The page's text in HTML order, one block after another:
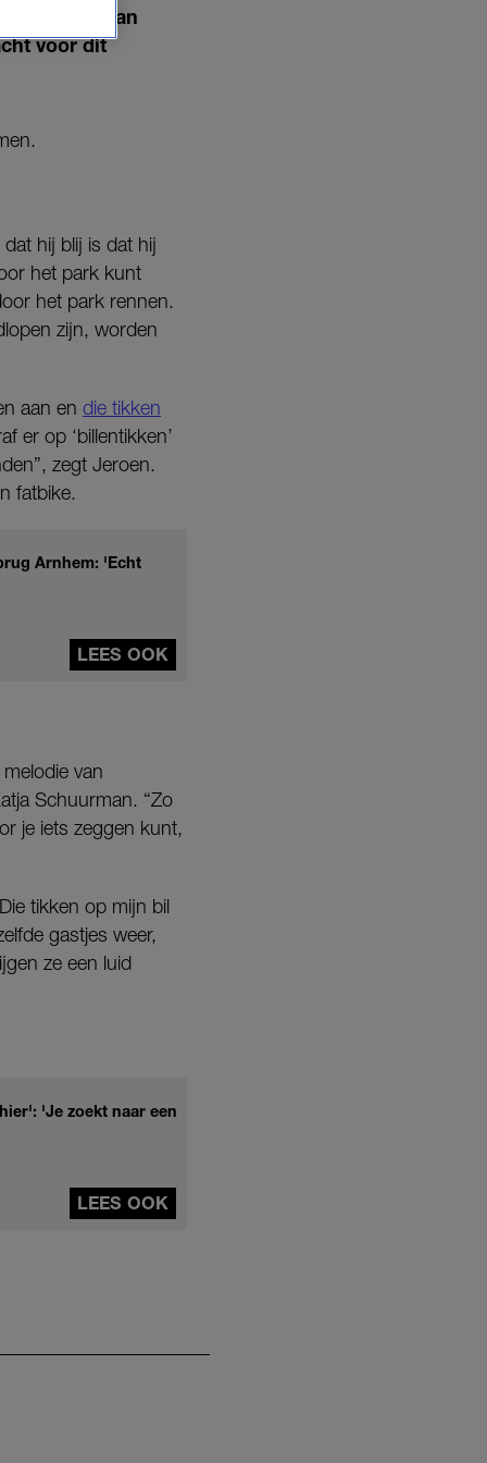
Babette van
voor dit
hij blij is dat hij
het park kunt
het park rennen.
zijn, worden
aan en die tikken
er op ‘billentikken’
zegt Jeroen.
fatbike.
Arnhem: 'Echt
LEES OOK
van
Schuurman. “Zo
je iets zeggen kunt,
tikken op mijn bil
gastjes weer,
ze een luid
'Je zoekt naar een
LEES OOK